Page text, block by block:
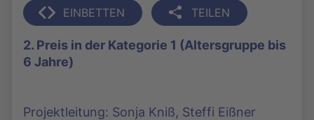
EINBETTEN TEILEN
2. Preis in der Kategorie 1 (Altersgruppe bis
6 Jahre)
Projektleitung: Sonja Kniß, Steffi Eißner